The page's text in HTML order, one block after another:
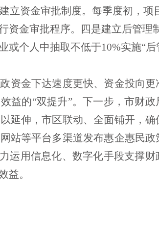
建立资金审批制度。 每季度初 ， 项
资金审批程序。
四是建立后管理
或个人中抽取不低于10%实施“
资金下达速度更快、资金投向更
益的“双提升”。下一步 ，市财
延伸，市区联动、全面铺开，
站等平台多渠道发布惠企惠民
运用信息化、数字化手段支撑财
益。